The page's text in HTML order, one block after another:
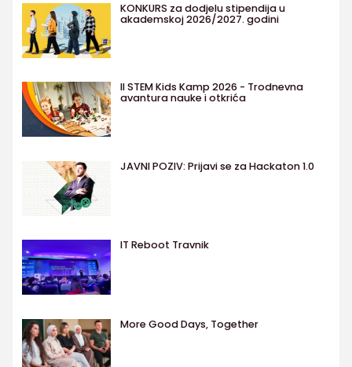
KONKURS za dodjelu stipendija u
akademskoj 2026/2027. godini
II STEM Kids Kamp 2026 - Trodnevna
avantura nauke i otkrića
JAVNI POZIV: Prijavi se za Hackaton 1.0
IT Reboot Travnik
More Good Days, Together